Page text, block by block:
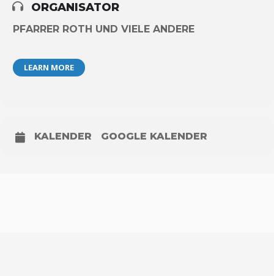
ORGANISATOR
PFARRER ROTH UND VIELE ANDERE
LEARN MORE
KALENDER GOOGLE KALENDER